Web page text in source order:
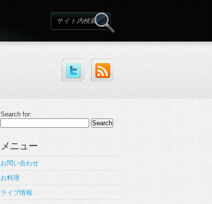
Search for:
メニュー
お問い合わせ
お料理
ライブ情報